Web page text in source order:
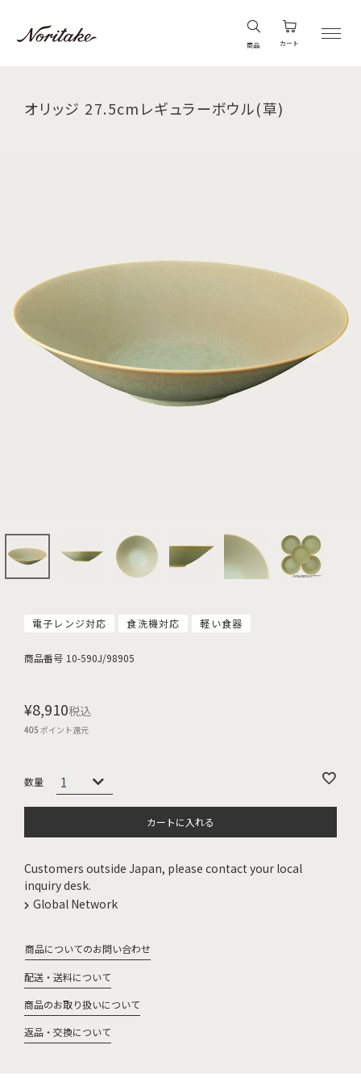
商品 カート
オリッジ 27.5cmレギュラーボウル(草)
電子レンジ対応 食洗機対応 軽い食器
商品番号 10-590J/98905
¥8,910税込
405ポイント還元
カートに入れる
Customers outside Japan, please contact your local
inquiry desk.
Global Network
商品についてのお問い合わせ
配送・送料について
商品のお取り扱いについて
返品・交換について